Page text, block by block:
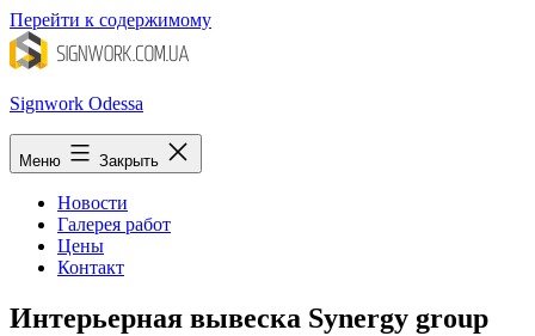
Перейти к содержимому
Signwork Odessa
Меню Закрыть
Новости
Галерея работ
Цены
Контакт
Интерьерная вывеска Synergy group